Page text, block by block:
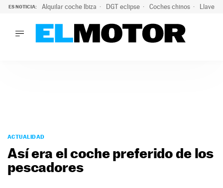
ES NOTICIA: Alquilar coche Ibiza DGT eclipse Coches chinos Llaves
PODCAST
MOTOS
TECNOLOGÍA
SUPERCOCHES
ACTUALIDAD
Así era el coche preferido de los
pescadores